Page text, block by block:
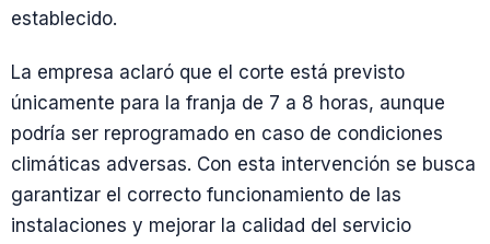
establecido.
La empresa aclaró que el corte está previsto
únicamente para la franja de 7 a 8 horas, aunque
podría ser reprogramado en caso de condiciones
climáticas adversas. Con esta intervención se busca
garantizar el correcto funcionamiento de las
instalaciones y mejorar la calidad del servicio